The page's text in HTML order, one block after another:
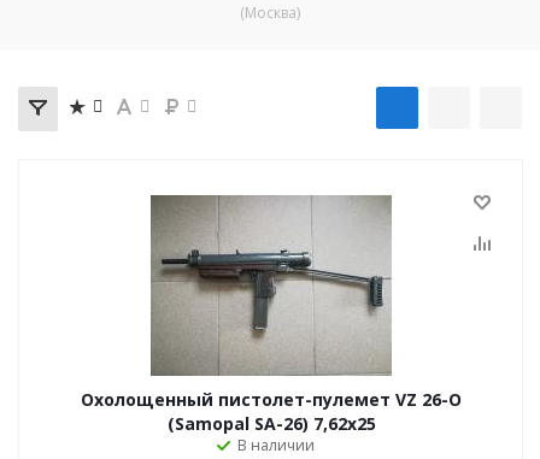
(Москва)
Охолощенный пистолет-пулемет VZ 26-O
(Samopal SA-26) 7,62x25
В наличии